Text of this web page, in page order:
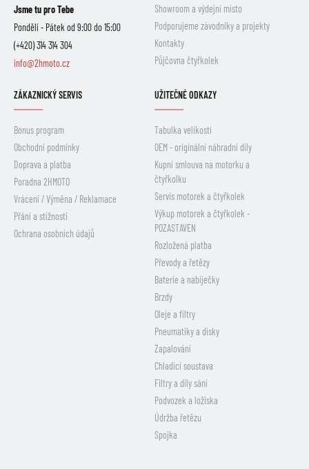
Jsme tu pro Tebe
Pondělí - Pátek od 9:00 do 15:00
(+420) 314 314 304
info@2hmoto.cz
Showroom a výdejní místo
Podporujeme závodníky a projekty
Kontakty
Půjčovna čtyřkolek
ZÁKAZNICKÝ SERVIS
Bonus program
Obchodní podmínky
Doprava a platba
Poradna 2HMOTO
Vrácení / Výměna / Reklamace
Přání a stížnosti
Ochrana osobních údajů
UŽITEČNÉ ODKAZY
Tabulka velikostí
OEM - originální náhradní díly
Kupní smlouva na motorku a
čtyřkolku
Servis motorek a čtyřkolek
Výkup motorek a čtyřkolek -
POZASTAVEN
Rozložená platba
Převody a řetězy
Baterie a nabíječky
Brzdy
Oleje a filtry
Pneumatiky a disky
Zapalování
Chladicí soustava
Filtry a díly sání
Podvozek a ložiska
Údržba řetězu
Spojka